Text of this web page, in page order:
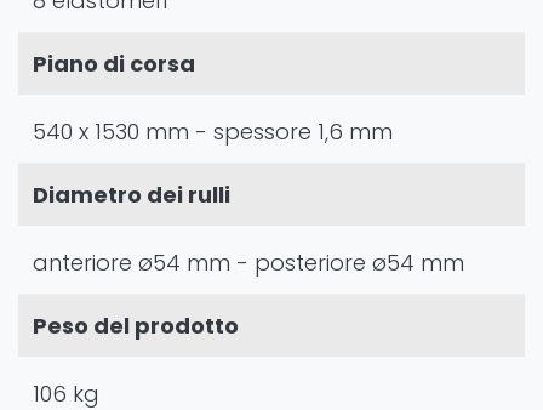
Piano di corsa
540 x 1530 mm - spessore 1,6 mm
Diametro dei rulli
anteriore ø54 mm - posteriore ø54 mm
Peso del prodotto
106 kg